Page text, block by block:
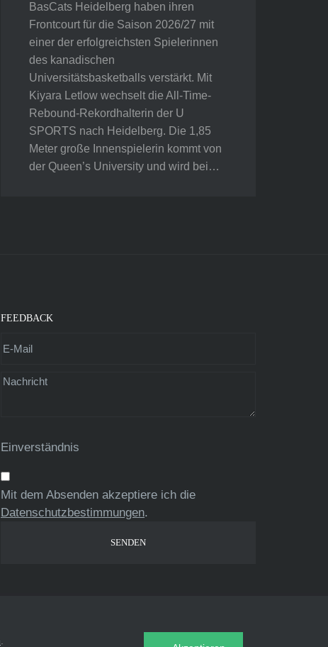
BasCats Heidelberg haben ihren
Frontcourt für die Saison 2026/27 mit
einer der erfolgreichsten Spielerinnen
des kanadischen
Universitätsbasketballs verstärkt. Mit
Kiyara Letlow wechselt die All-Time-
Rebound-Rekordhalterin der U
SPORTS nach Heidelberg. Die 1,85
Meter große Innenspielerin kommt von
der Queen’s University und wird bei…
FEEDBACK
Einverständnis
Mit dem Absenden akzeptiere ich die
Datenschutzbestimmungen.